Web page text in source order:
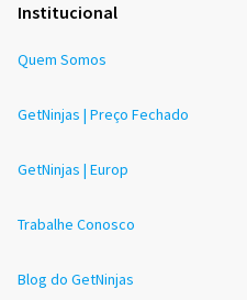
Institucional
Quem Somos
GetNinjas | Preço Fechado
GetNinjas | Europ
Trabalhe Conosco
Blog do GetNinjas